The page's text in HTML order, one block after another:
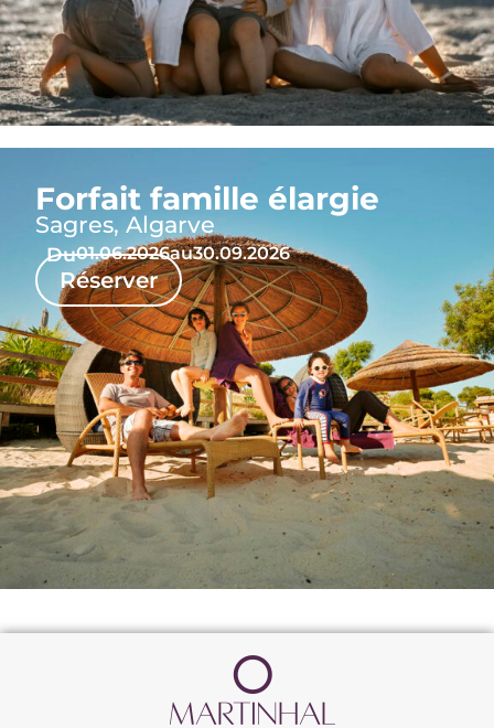
Forfait famille élargie
Sagres, Algarve
Réserver
Du01.06.2026au30.09.2026